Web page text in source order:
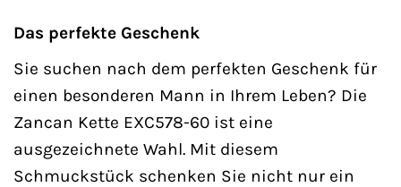
Das perfekte Geschenk
Sie suchen nach dem perfekten Geschenk für
einen besonderen Mann in Ihrem Leben? Die
Zancan Kette EXC578-60 ist eine
ausgezeichnete Wahl. Mit diesem
Schmuckstück schenken Sie nicht nur ein